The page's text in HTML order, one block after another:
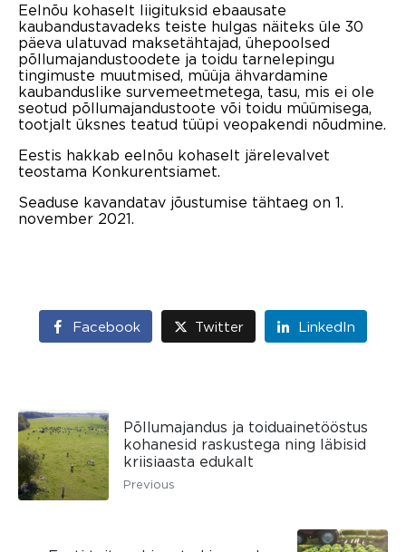
Eelnõu kohaselt liigituksid ebaausate
kaubandustavadeks teiste hulgas näiteks üle 30
päeva ulatuvad maksetähtajad, ühepoolsed
põllumajandustoodete ja toidu tarnelepingu
tingimuste muutmised, müüja ähvardamine
kaubanduslike survemeetmetega, tasu, mis ei ole
seotud põllumajandustoote või toidu müümisega,
tootjalt üksnes teatud tüüpi veopakendi nõudmine.
Eestis hakkab eelnõu kohaselt järelevalvet
teostama Konkurentsiamet.
Seaduse kavandatav jõustumise tähtaeg on 1.
november 2021.
Facebook Twitter LinkedIn
Põllumajandus ja toiduainetööstus
kohanesid raskustega ning läbisid
kriisiaasta edukalt
Previous